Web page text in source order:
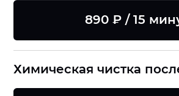
890 ₽ / 15
Химическая чистка